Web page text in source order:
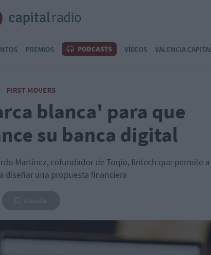
PREMIOS PODCASTS VÍDEOS VALENCIA CAPITAL
FIRST MOVERS
blanca' para que
su banca digital
Martínez, cofundador de Toqio, fintech que permite a
diseñar una propuesta financiera